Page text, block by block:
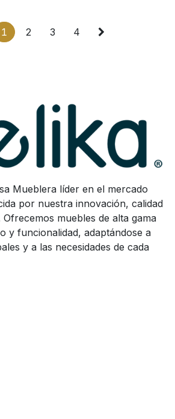
1 2 3 4
Mueblera líder en el mercado
por nuestra innovación, calidad
muebles de alta gama
y funcionalidad, adaptándose a
y a las necesidades de cada